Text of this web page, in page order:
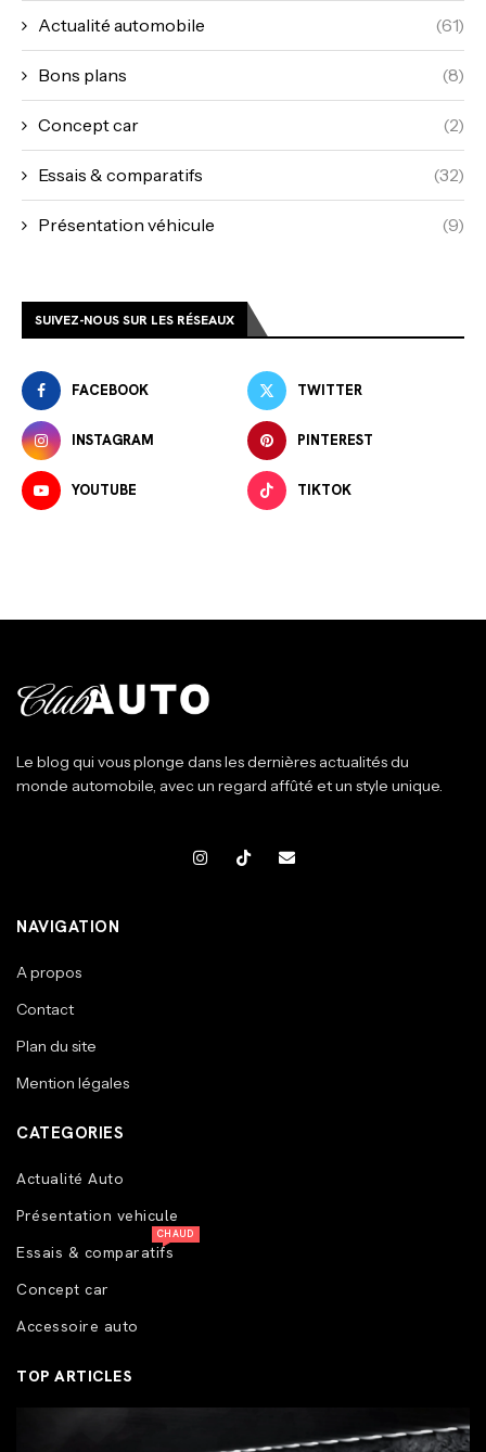
Actualité automobile (61)
Bons plans (8)
Concept car (2)
Essais & comparatifs (32)
Présentation véhicule (9)
SUIVEZ-NOUS SUR LES RÉSEAUX
FACEBOOK TWITTER
INSTAGRAM PINTEREST
YOUTUBE TIKTOK
Le blog qui vous plonge dans les dernières actualités du
monde automobile, avec un regard affûté et un style unique.
NAVIGATION
A propos
Contact
Plan du site
Mention légales
CATEGORIES
Actualité Auto
Présentation vehicule
Essais & comparatifs
CHAUD
Concept car
Accessoire auto
TOP ARTICLES